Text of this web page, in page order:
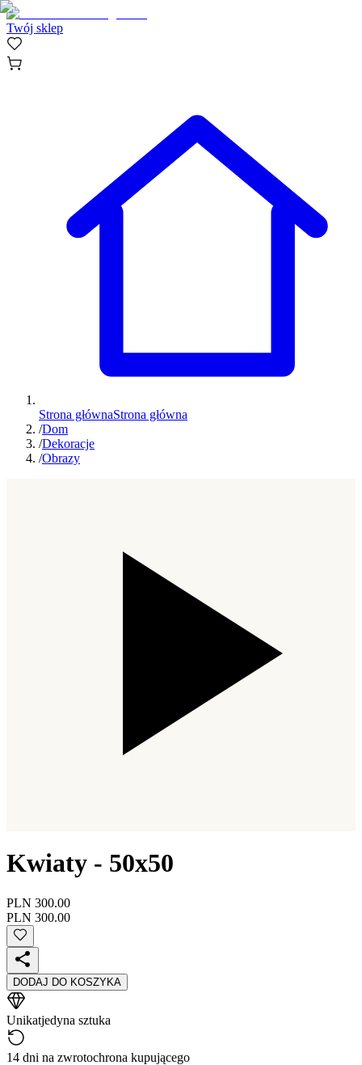
Twój sklep
Strona głównaStrona główna
/Dom
/Dekoracje
/Obrazy
Kwiaty - 50x50
PLN 300.00
PLN 300.00
DODAJ DO KOSZYKA
Unikatjedyna sztuka
14 dni na zwrotochrona kupującego